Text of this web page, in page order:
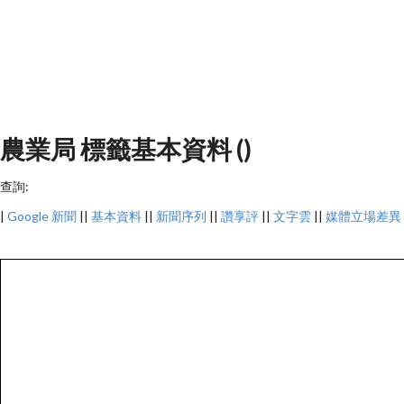
農業局 標籤基本資料 ()
查詢:
| Google 新聞 || 基本資料 || 新聞序列 || 讚享評 || 文字雲 || 媒體立場差異